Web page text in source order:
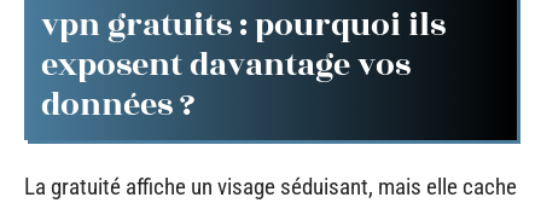
vpn gratuits : pourquoi ils
exposent davantage vos
données ?
La gratuité affiche un visage séduisant, mais elle cache